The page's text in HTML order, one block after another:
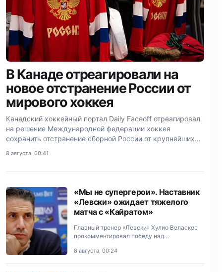
В Канаде отреагировали на
новое отстранение России от
мирового хоккея
Канадский хоккейный портал Daily Faceoff отреагировал
на решение Международной федерации хоккея
сохранить отстранение сборной России от крупнейших
8 августа, 00:41
«Мы не супергерои». Наставник
«Левски» ожидает тяжелого
матча с «Кайратом»
Главный тренер «Левски» Хулио Веласкес
прокомментировал победу над
чемпионате Болгарии и высказался о
8 августа, 00:24